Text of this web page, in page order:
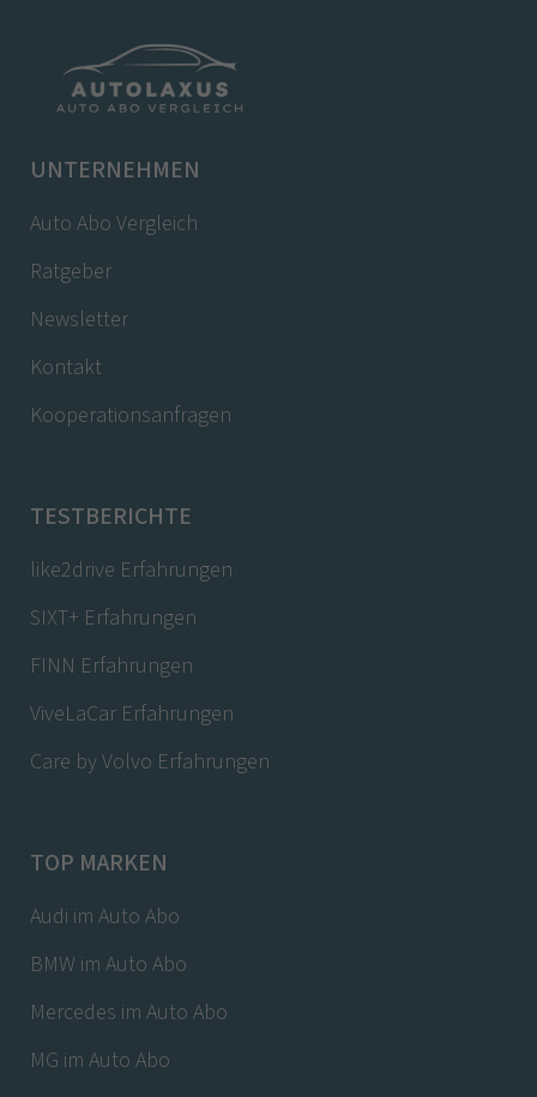
UNTERNEHMEN
Auto Abo Vergleich
Ratgeber
Newsletter
Kontakt
Kooperationsanfragen
TESTBERICHTE
like2drive Erfahrungen
SIXT+ Erfahrungen
FINN Erfahrungen
ViveLaCar Erfahrungen
Care by Volvo Erfahrungen
TOP MARKEN
Audi im Auto Abo
BMW im Auto Abo
Mercedes im Auto Abo
MG im Auto Abo